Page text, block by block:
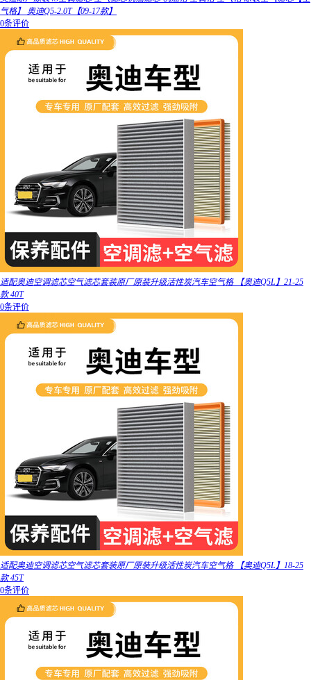
气格】 奥迪Q5-2.0T【09-17款】
0条评价
适配奥迪空调滤芯空气滤芯套装原厂原装升级活性炭汽车空气格 【奥迪Q5L】21-25
款 40T
0条评价
适配奥迪空调滤芯空气滤芯套装原厂原装升级活性炭汽车空气格 【奥迪Q5L】18-25
款 45T
0条评价